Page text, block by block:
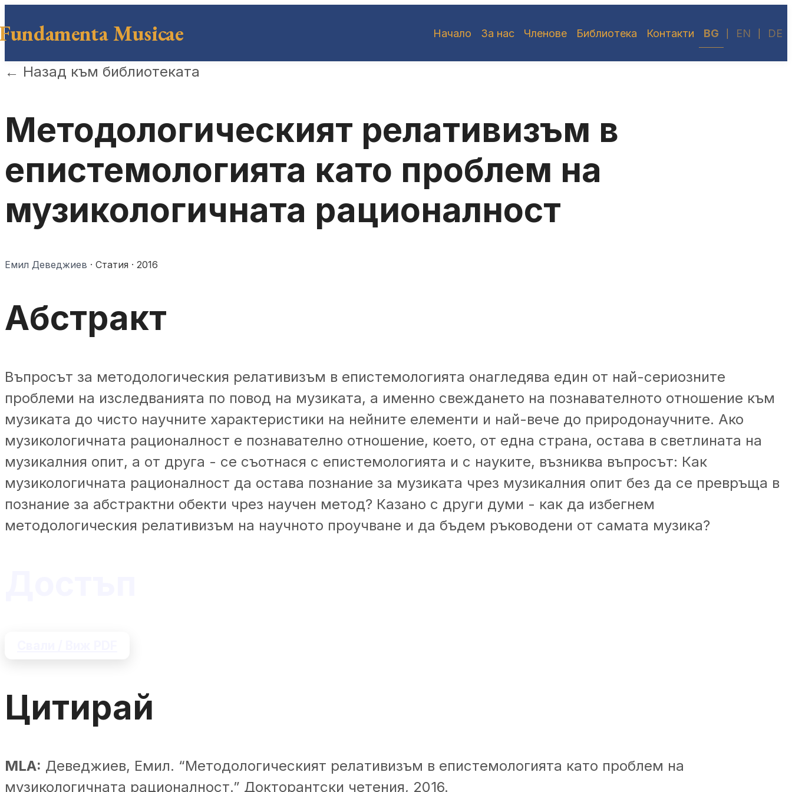
Musicae Начало За нас Членове Библиотека Контакти BG EN DE
← Назад към библиотеката
Методологическият релативизъм в
епистемологията като проблем на
музикологичната рационалност
Емил Деведжиев · Статия · 2016
Абстракт
Въпросът за методологическия релативизъм в епистемологията онагледява един от най-сериозните
проблеми на изследванията по повод на музиката, а именно свеждането на познавателното отношение към
музиката до чисто научните характеристики на нейните елементи и най-вече до природонаучните. Ако
музикологичната рационалност е познавателно отношение, което, от една страна, остава в светлината на
музикалния опит, а от друга - се съотнася с епистемологията и с науките, възниква въпросът: Как
музикологичната рационалност да остава познание за музиката чрез музикалния опит без да се превръща в
познание за абстрактни обекти чрез научен метод? Казано с други думи - как да избегнем
методологическия релативизъм на научното проучване и да бъдем ръководени от самата музика?
Цитирай
MLA: Деведжиев, Емил. “Методологическият релативизъм в епистемологията като проблем на
музикологичната рационалност.” Докторантски четения, 2016.